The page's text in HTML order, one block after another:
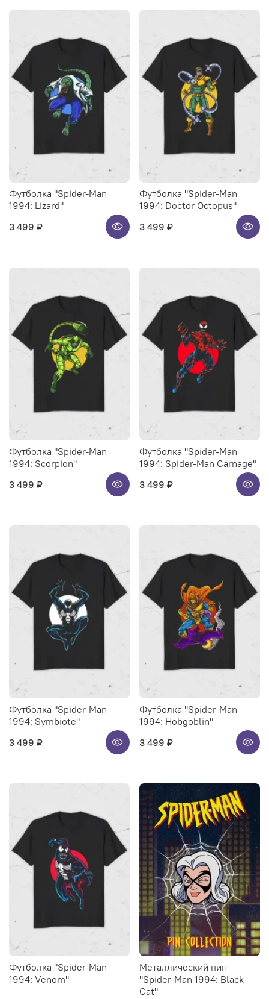
Футболка "Spider-Man
1994: Lizard"
3 499 ₽
Футболка "Spider-Man
1994: Doctor Octopus"
3 499 ₽
Футболка "Spider-Man
1994: Scorpion"
3 499 ₽
Футболка "Spider-Man
1994: Spider-Man Carnage"
3 499 ₽
Футболка "Spider-Man
1994: Symbiote"
3 499 ₽
Футболка "Spider-Man
1994: Hobgoblin"
3 499 ₽
Футболка "Spider-Man
1994: Venom"
Металлический пин
"Spider-Man 1994: Black
Cat"